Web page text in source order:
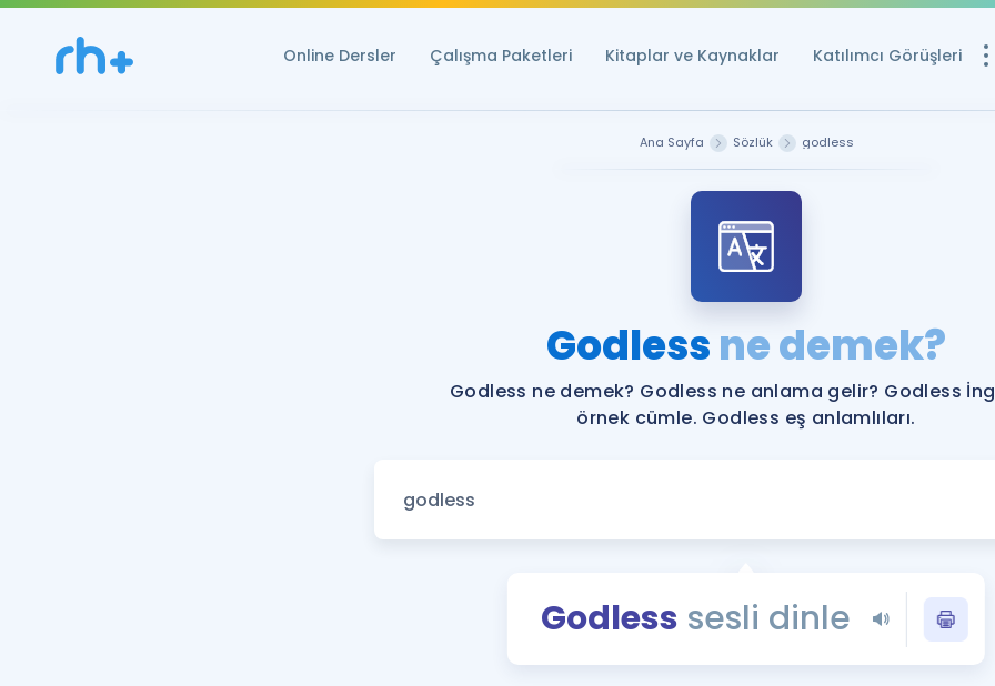
Online Dersler Çalışma Paketleri Kitaplar ve Kaynaklar Katılımcı Görüşleri
YDS ve YÖKDİL
Rehberlik Aracı
YDS ve YÖKDİL'e
Tüm ÖSYM
YDS - YÖKDİL
İngilizce Gramer
Ana Sayfa Sözlük godless
Godlessne demek?
Godless ne demek? Godless ne anlama gelir? Godless
örnek cümle. Godless eş anlamlıları.
Godless sesli dinle